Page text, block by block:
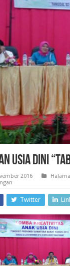
USIA DINI
2016
Twitter